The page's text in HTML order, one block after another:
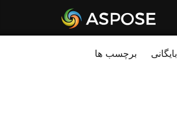
بایگانی برچسب ها